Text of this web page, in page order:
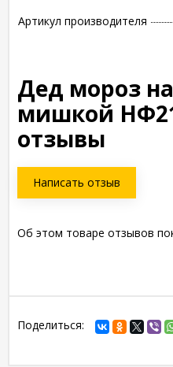
Артикул производителя
Дед мороз
мишкой
отзывы
Написать отзыв
Об этом товаре отзывов
Поделиться: